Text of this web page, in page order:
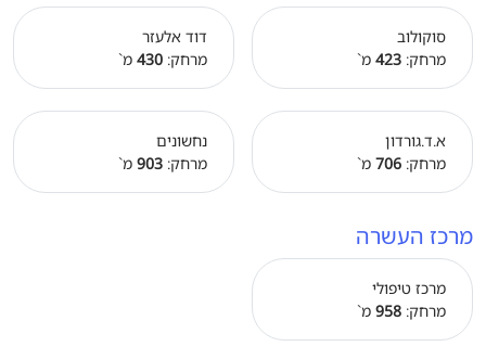
סוקולוב
מרחק: 423 מ`
דוד אלעזר
מרחק: 430 מ`
א.ד.גורדון
מרחק: 706 מ`
נחשונים
מרחק: 903 מ`
מרכז העשרה
מרכז טיפולי
מרחק: 958 מ`